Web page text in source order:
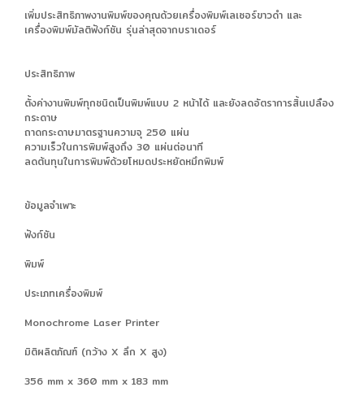
เพิ่มประสิทธิภาพงานพิมพ์ของคุณด้วยเครื่องพิมพ์เลเซอร์ขาวดำ และ
เครื่องพิมพ์มัลติฟังก์ชัน รุ่นล่าสุดจากบราเดอร์
ประสิทธิภาพ
ตั้งค่างานพิมพ์ทุกชนิดเป็นพิมพ์แบบ 2 หน้าได้ และยังลดอัตราการสิ้นเปลือง
กระดาษ
ถาดกระดาษมาตรฐานความจุ 250 แผ่น
ความเร็วในการพิมพ์สูงถึง 30 แผ่นต่อนาที
ลดต้นทุนในการพิมพ์ด้วยโหมดประหยัดหมึกพิมพ์
ข้อมูลจำเพาะ
ฟังก์ชัน
พิมพ์
ประเภทเครื่องพิมพ์
Monochrome Laser Printer
มิติผลิตภัณฑ์ (กว้าง X ลึก X สูง)
356 mm x 360 mm x 183 mm